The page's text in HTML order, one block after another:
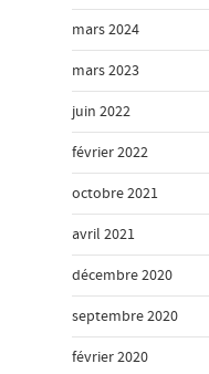
mars 2024
mars 2023
juin 2022
février 2022
octobre 2021
avril 2021
décembre 2020
septembre 2020
février 2020